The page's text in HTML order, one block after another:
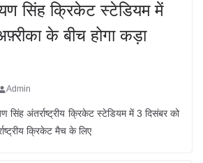
सिंह क्रिकेट स्टेडियम में
के बीच होगा कड़ा
Admin
सिंह अंतर्राष्ट्रीय क्रिकेट स्टेडियम में 3 दिसंबर को
क्रिकेट मैच के लिए